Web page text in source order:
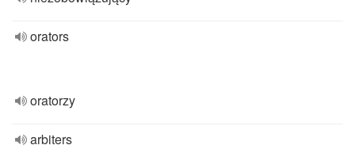
orators
oratorzy
arbiters